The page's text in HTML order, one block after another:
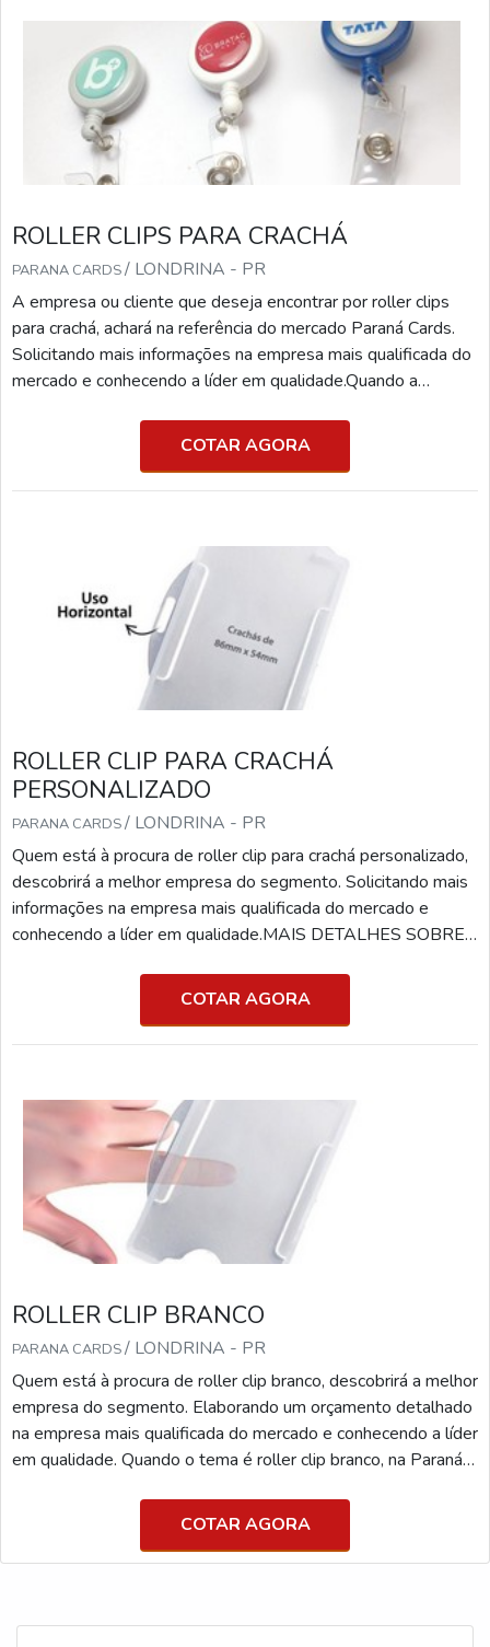
ROLLER CLIPS PARA CRACHÁ
PARANA CARDS/ LONDRINA - PR
A empresa ou cliente que deseja encontrar por roller clips
para crachá, achará na referência do mercado Paraná Cards.
Solicitando mais informações na empresa mais qualificada do
mercado e conhecendo a líder em qualidade.Quando a
especializados da Paraná Cards o cliente receberá excelente
INFORMAÇÕES RELEVANTES SOBRE ROLLER CLIPS
COTAR AGORA
ROLLER CLIP PARA CRACHÁ
PERSONALIZADO
PARANA CARDS/ LONDRINA - PR
Quem está à procura de roller clip para crachá personalizado,
descobrirá a melhor empresa do segmento. Solicitando mais
informações na empresa mais qualificada do mercado e
conhecendo a líder em qualidade.MAIS DETALHES SOBRE
alguém pesquisar roller clip para crachá personalizado em
Cards. Uma empresa com alto know-how em cartão tarja
COTAR AGORA
ROLLER CLIP BRANCO
PARANA CARDS/ LONDRINA - PR
Quem está à procura de roller clip branco, descobrirá a melhor
empresa do segmento. Elaborando um orçamento detalhado
na empresa mais qualificada do mercado e conhecendo a líder
em qualidade. Quando o tema é roller clip branco, na Paraná
pagamento acessível.UM POUCO MAIS SOBRE ROLLER
produzir um estrutura para os parceiros com...
COTAR AGORA